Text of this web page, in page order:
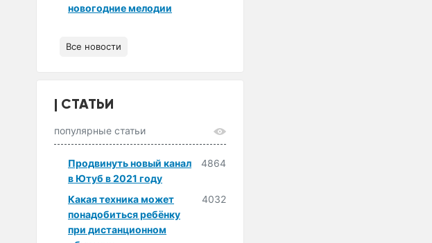
новогодние мелодии
Все новости
СТАТЬИ
популярные статьи
Продвинуть новый канал
в Ютуб в 2021 году
4864
Какая техника может
понадобиться ребёнку
при дистанционном
4032